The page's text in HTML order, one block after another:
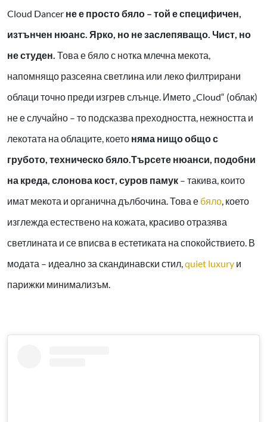
Cloud Dancer не е просто бяло – той е специфичен,
изтънчен нюанс. Ярко, но не заслепяващо. Чист, но
не студен. Това е бяло с нотка млечна мекота,
напомнящо разсеяна светлина или леко филтрирани
облаци точно преди изгрев слънце. Името „Cloud“ (облак)
не е случайно – то подсказва преходността, нежността и
лекотата на облаците, което няма нищо общо с
грубото, техническо бяло.Търсете нюанси, подобни
на креда, слонова кост, суров памук – такива, които
имат мекота и органична дълбочина. Това е бяло, което
изглежда естествено на кожата, красиво отразява
светлината и се вписва в естетиката на спокойствието. В
модата – идеално за скандинавски стил,quiet luxury и
парижки минимализъм.